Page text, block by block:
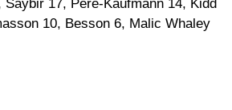
Saybir 17, Pere-Kaufmann 14, Kidd
10, Besson 6, Malic Whaley